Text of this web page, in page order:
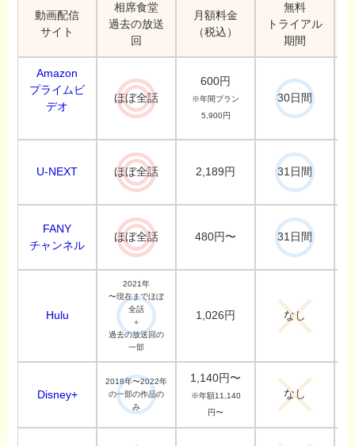
動画配信
サイト
相席食堂
過去の放送
回
月額料金
（税込）
無料
トライアル
期間
Amazon
プライムビ
デオ
ほぼ全話
600円
※年間プラン
5,900円
30日間
U-NEXT ほぼ全話 2,189円 31日間
FANY
チャンネル
ほぼ全話 480円〜 31日間
Hulu
2021年
〜現在までほぼ
全話
＋
過去の放送回の
一部
1,026円 なし
Disney+
2018年〜2022年
の一部の作品の
み
1,140円〜
※年額11,140
円〜
なし